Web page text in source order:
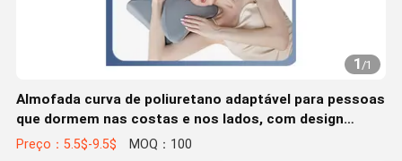
1/1
Almofada curva de poliuretano adaptável para pessoas
que dormem nas costas e nos lados, com design
ergonômico
Preço：5.5$-9.5$ MOQ：100